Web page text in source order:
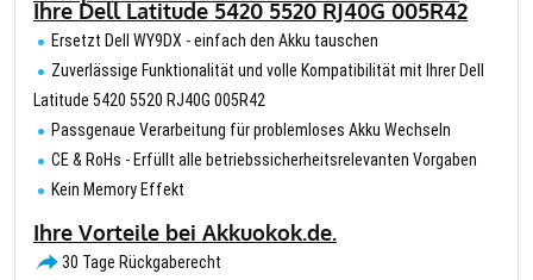
Ihre Dell Latitude 5420 5520 RJ40G 005R42
Ersetzt Dell WY9DX - einfach den Akku tauschen
Zuverlässige Funktionalität und volle Kompatibilität mit Ihrer Dell
Latitude 5420 5520 RJ40G 005R42
Passgenaue Verarbeitung für problemloses Akku Wechseln
CE & RoHs - Erfüllt alle betriebssicherheitsrelevanten Vorgaben
Kein Memory Effekt
Ihre Vorteile bei Akkuokok.de.
30 Tage Rückgaberecht